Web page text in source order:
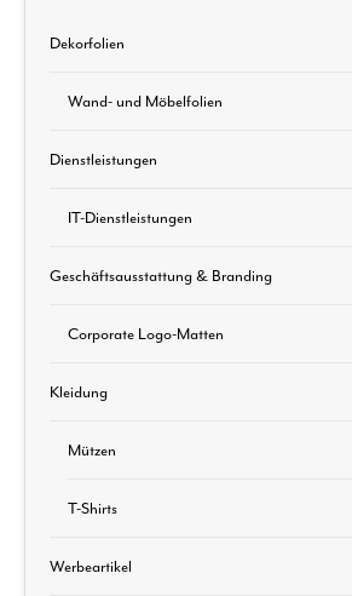
Dekorfolien
Wand- und Möbelfolien
Dienstleistungen
IT-Dienstleistungen
Geschäftsausstattung & Branding
Corporate Logo-Matten
Kleidung
Mützen
T-Shirts
Werbeartikel